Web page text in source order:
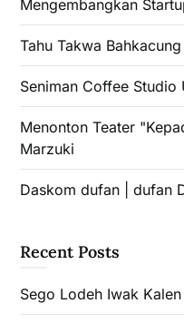
Mengembangkan
Tahu Takwa
Seniman Coffee Studio
Menonton Teater
Marzuki
Daskom dufan | dufan
Recent Posts
Sego Lodeh Iwak